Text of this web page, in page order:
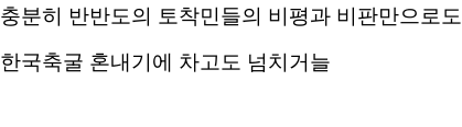
충분히 반반도의 토착민들의 비평과 비판만으로도
한국축굴 혼내기에 차고도 넘치거늘